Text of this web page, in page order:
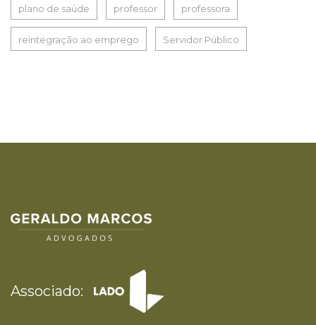
plano de saúde professor professora
reintegração ao emprego Servidor Público
Associado: